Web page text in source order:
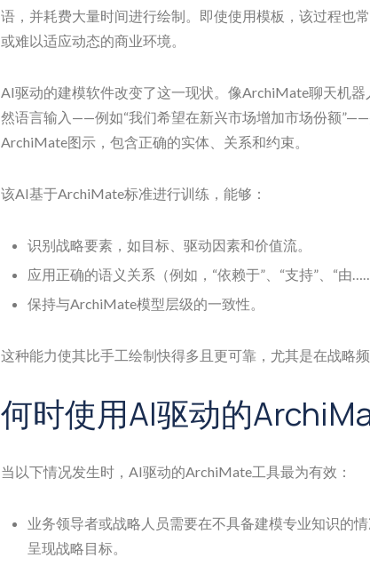
语，并耗费大量时间进行绘制。即使使用模板，该过程也
或难以适应动态的商业环境。
AI驱动的建模软件改变了这一现状。像ArchiMate聊天机器
然语言输入——例如“我们希望在新兴市场增加市场份额
ArchiMate图示，包含正确的实体、关系和约束。
该AI基于ArchiMate标准进行训练，能够：
识别战略要素，如目标、驱动因素和价值流。
应用正确的语义关系（例如，“依赖于”、“支持”、“由……
保持与ArchiMate模型层级的一致性。
这种能力使其比手工绘制快得多且更可靠，尤其是在战略频
何时使用AI驱动的
当以下情况发生时，AI驱动的ArchiMate工具最为有效：
业务领导者或战略人员需要在不具备建模专业知识的
呈现战略目标。